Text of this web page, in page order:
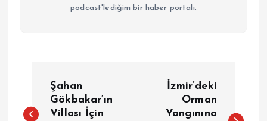
podcast'lediğim bir haber portalı.
a
Şahan
Gökbakar’ın
Villası İçin
İzmir’deki
Orman
Yangınına